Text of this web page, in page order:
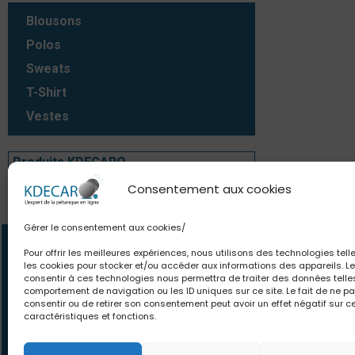
Consentement aux cookies
Gérer le consentement aux cookies/
Pour offrir les meilleures expériences, nous utilisons des technologies
les cookies pour stocker et/ou accéder aux informations des appareils.
consentir à ces technologies nous permettra de traiter des données
comportement de navigation ou les ID uniques sur ce site. Le fait de ne
consentir ou de retirer son consentement peut avoir un effet négatif sur
caractéristiques et fonctions.
Blousons
Polos
Sweats
T-Shirt
Vestes
Produits KDECARO
Produits KDECARO
06.63.80.18.84
contact@kdecaro.com
écrivez-nous
Des offres et
le monde. Des
pour toutes vos